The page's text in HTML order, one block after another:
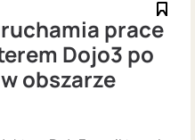
prace
Dojo3 po
obszarze